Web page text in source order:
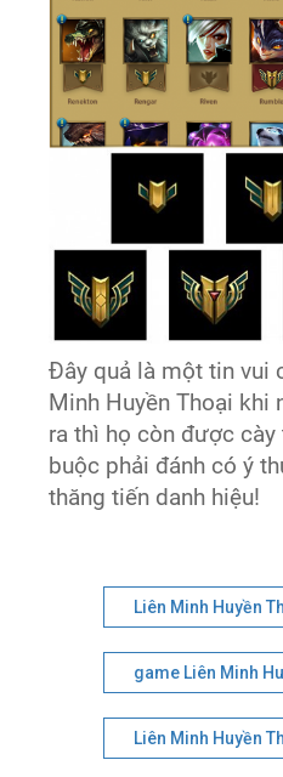
Đây quả là một tin vui
Minh Huyền Thoại khi
ra thì họ còn được
buộc phải đánh có ý
thăng tiến danh hiệu!
Liên Minh Huyền
game Liên Minh
Liên Minh Huyền